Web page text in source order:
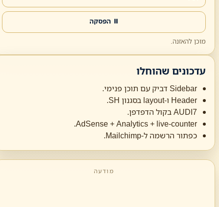
⏸ הפסקה
מוכן להאזנה.
עדכונים שהוחלו
Sidebar דביק עם תוכן פנימי.
Header ו-layout בסגנון SH.
AUDI7 בקול הדפדפן.
AdSense + Analytics + live-counter.
כפתור הרשמה ל-Mailchimp.
מודעה